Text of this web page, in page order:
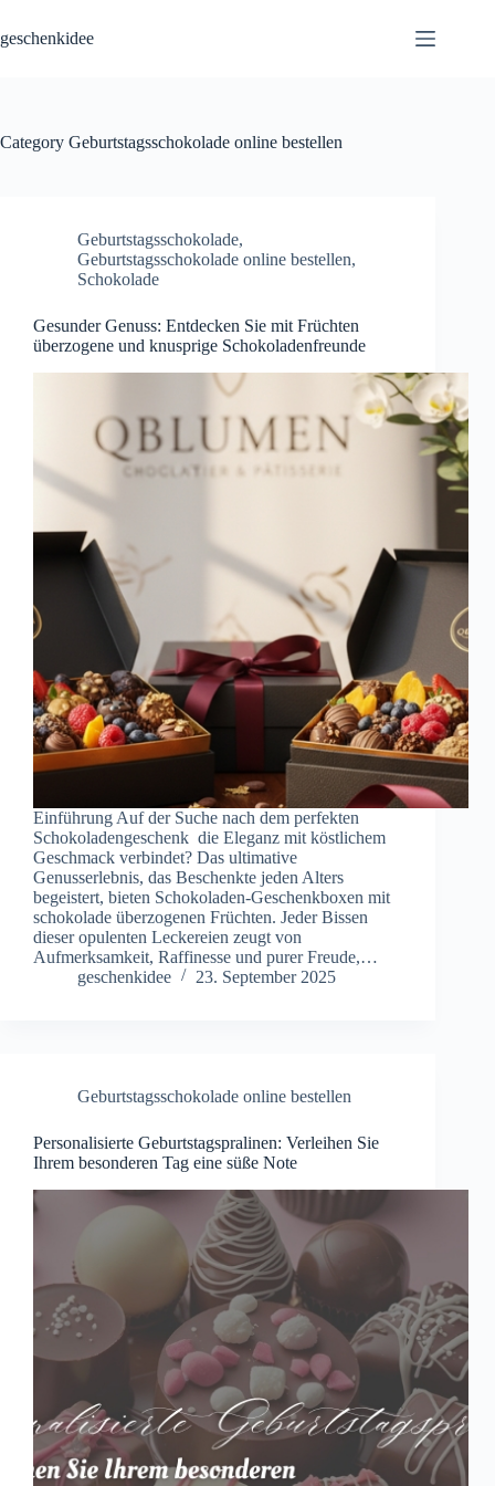
content
geschenkidee
Category Geburtstagsschokolade online bestellen
Geburtstagsschokolade,
Geburtstagsschokolade online bestellen,
Schokolade
Gesunder Genuss: Entdecken Sie mit Früchten
überzogene und knusprige Schokoladenfreunde
Einführung Auf der Suche nach dem perfekten
Schokoladengeschenk die Eleganz mit köstlichem
Geschmack verbindet? Das ultimative
Genusserlebnis, das Beschenkte jeden Alters
begeistert, bieten Schokoladen-Geschenkboxen mit
schokolade überzogenen Früchten. Jeder Bissen
dieser opulenten Leckereien zeugt von
Aufmerksamkeit, Raffinesse und purer Freude,…
geschenkidee
23. September 2025
Geburtstagsschokolade online bestellen
Personalisierte Geburtstagspralinen: Verleihen Sie
Ihrem besonderen Tag eine süße Note